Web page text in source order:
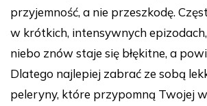
przyjemność, a nie przeszkodę.
w krótkich, intensywnych
niebo znów staje się błękitne, a
Dlatego najlepiej zabrać ze sobą
peleryny, które przypomną Twojej